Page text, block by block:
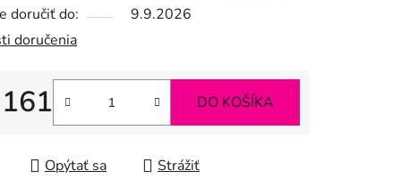
doručiť do:
9.9.2026
doručenia
cena:
DO KOŠÍKA
Opýtať sa
Strážiť